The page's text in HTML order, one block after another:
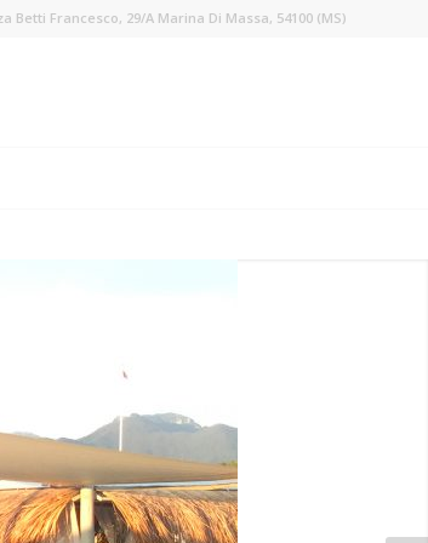
Betti Francesco, 29/A Marina Di Massa, 54100 (MS)